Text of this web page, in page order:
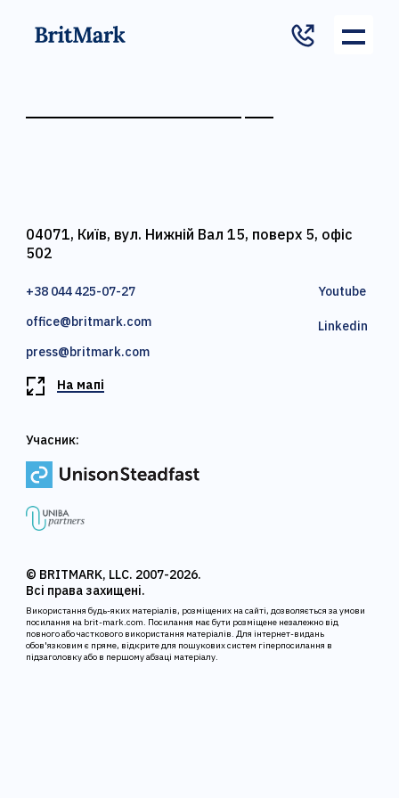
04071, Київ, вул. Нижній Вал 15, поверх 5, офіс
502
+38 044 425-07-27
office@britmark.com
press@britmark.com
Youtube
Linkedin
На мапі
© BRITMARK, LLC. 2007-2026.
Всі права захищені.
Використання будь-яких матеріалів, розміщених на сайті, дозволяється за умови
посилання на brit-mark.com. Посилання має бути розміщене незалежно від
повного або часткового використання матеріалів. Для інтернет-видань
обов'язковим є пряме, відкрите для пошукових систем гіперпосилання в
підзаголовку або в першому абзаці матеріалу.
Учасник: